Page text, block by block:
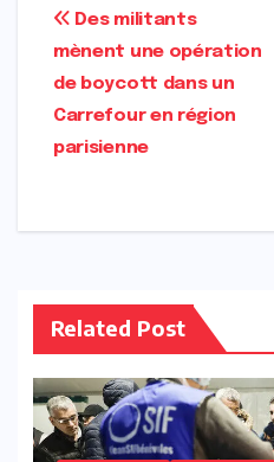
Navigation
de
l’article
Des militants
mènent une opération
de boycott dans un
Carrefour en région
parisienne
Related Post